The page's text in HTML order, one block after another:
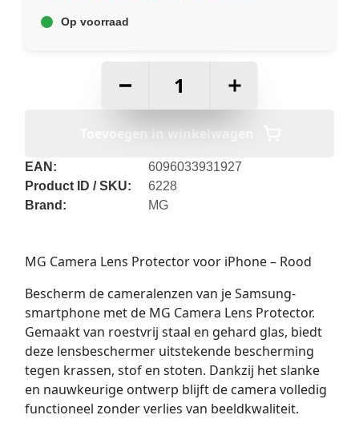
Op voorraad
+
Toevoegen in winkelwagen
EAN:
6096033931927
Product ID / SKU:
6228
Brand:
MG
MG Camera Lens Protector voor iPhone – Rood
Bescherm de cameralenzen van je Samsung-
smartphone met de MG Camera Lens Protector.
Gemaakt van roestvrij staal en gehard glas, biedt
deze lensbeschermer uitstekende bescherming
tegen krassen, stof en stoten. Dankzij het slanke
en nauwkeurige ontwerp blijft de camera volledig
functioneel zonder verlies van beeldkwaliteit.